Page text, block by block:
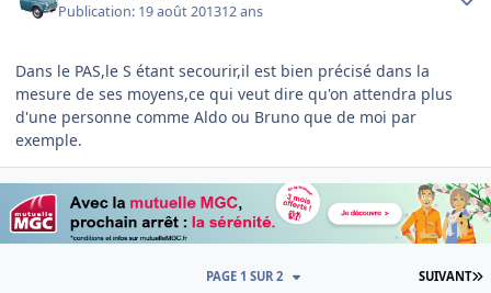
Publication: 19 août 201312 ans
Dans le PAS,le S étant secourir,il est bien précisé dans la
mesure de ses moyens,ce qui veut dire qu'on attendra plus
d'une personne comme Aldo ou Bruno que de moi par
exemple.
SUIVANT
PAGE 1 SUR 2